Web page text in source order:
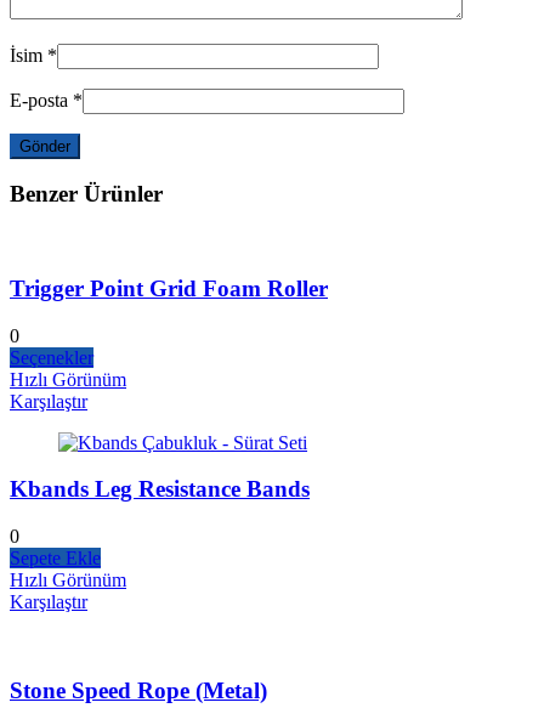
İsim *
E-posta *
Benzer Ürünler
Trigger Point Grid Foam Roller
0
Seçenekler
Hızlı Görünüm
Karşılaştır
Kbands Leg Resistance Bands
0
Sepete Ekle
Hızlı Görünüm
Karşılaştır
Stone Speed Rope (Metal)